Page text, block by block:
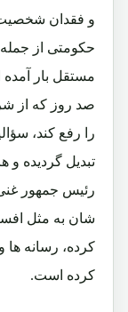
و فقدان
حکومتی از جمله
مستقل بار
صد روز که از
را رفع کند،
تبدیل گردیده
رئیس جمهور غنی
شان به مثل
کرده، رسانه ها
کرده است.